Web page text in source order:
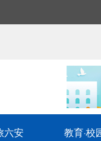
六安 教育·校